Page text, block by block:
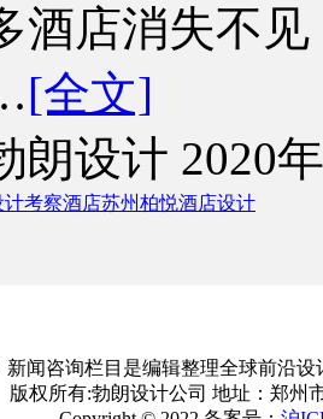
酒店消失不
[全文]
朗设计 2020
计考察酒店苏州柏悦酒店设计
新闻咨询栏目是编辑整理全球前沿
版权所有:勃朗设计公司 地址：郑州